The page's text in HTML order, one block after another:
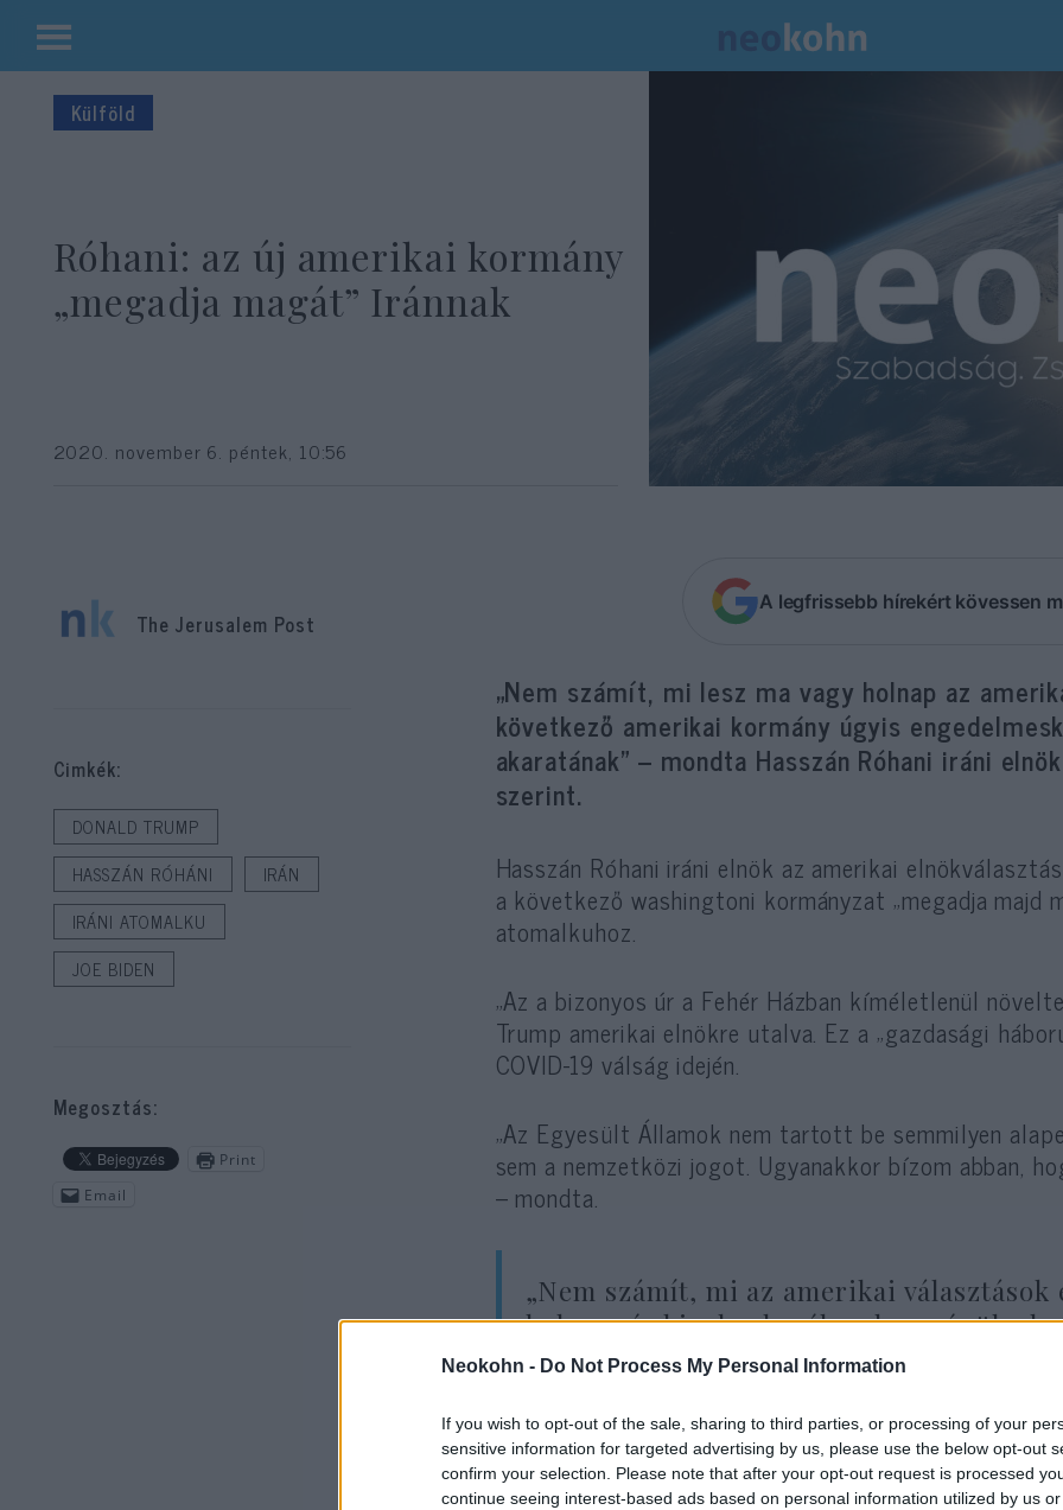
Neokohn - Do Not Process My Personal Information
If you wish to opt-out of the sale, sharing to third parties, or processing of your
sensitive information for targeted advertising by us, please use the below opt-out
confirm your selection. Please note that after your opt-out request is processed
continue seeing interest-based ads based on personal information utilized by us
Kilépés
tartalomba
Külföld
Róhani: az új amerikai kormány
„megadja magát” Iránnak
2020. november 6. péntek, 10:56
A legfrissebb hírekért kövessen
„Nem számít, mi lesz ma vagy holnap az
következő amerikai kormány úgyis
akaratának” – mondta Hasszán Róhani iráni
szerint.
Hasszán Róhani iráni elnök az amerikai
a következő washingtoni kormányzat „megadja majd
atomalkuhoz.
„Az a bizonyos úr a Fehér Házban kíméletlenül
Trump amerikai elnökre utalva. Ez a „gazdasági
COVID-19 válság idején.
„Az Egyesült Államok nem tartott be semmilyen
sem a nemzetközi jogot. Ugyanakkor bízom abban,
– mondta.
„Nem számít, mi az amerikai választások
holnap, és kinek a kezében lesz végül a
a következő amerikai kormány enged
„Nincs más választásuk, mint megadni magukat a
és e nagy nemzet türelmének és ellenállásának” –
The Jerusalem Post
Cimkék:
DONALD TRUMP
HASSZÁN RÓHÁNI
IRÁN
IRÁNI ATOMALKU
JOE BIDEN
Megosztás:
Print
Email